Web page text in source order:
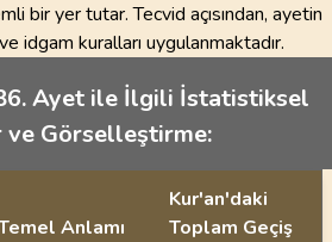
bir yer tutar. Tecvid açısından, ayetin
idgam kuralları uygulanmaktadır.
Ayet ile İlgili İstatistiksel
Görselleştirme:
Anlamı
Kur'an'daki
Toplam Geçiş